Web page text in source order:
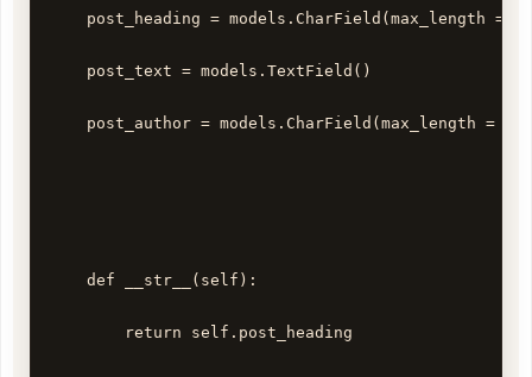
post_heading = models.CharField(max_length =
    post_text = models.TextField()
post_author = models.CharField(max_length =
    def __str__(self):
        return self.post_heading